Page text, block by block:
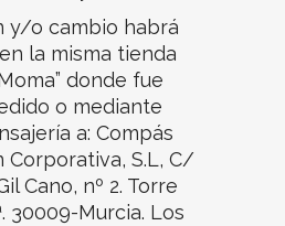
y/o cambio habrá
la misma tienda
donde fue
o mediante
a: Compás
Corporativa, S.L, C/
Cano, nº 2. Torre
30009-Murcia. Los